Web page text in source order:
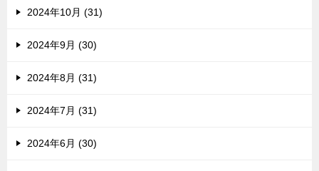
2024年10月 (31)
2024年9月 (30)
2024年8月 (31)
2024年7月 (31)
2024年6月 (30)